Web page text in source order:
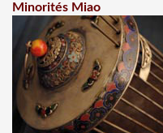
Minorités Miao